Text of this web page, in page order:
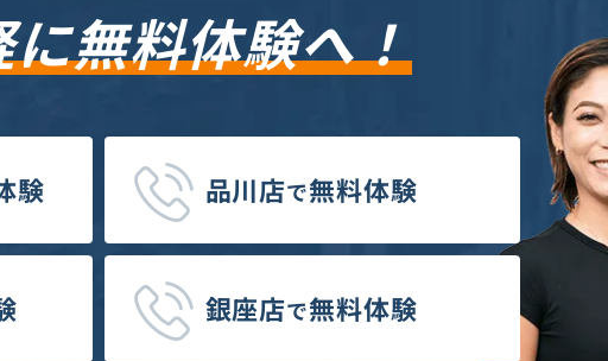
無料体験へ！
験 品川店で無料体験
銀座店で無料体験